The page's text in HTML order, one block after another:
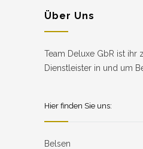
Über Uns
Team Deluxe GbR ist ihr
Dienstleister in und um
Hier finden Sie uns:
Belsen